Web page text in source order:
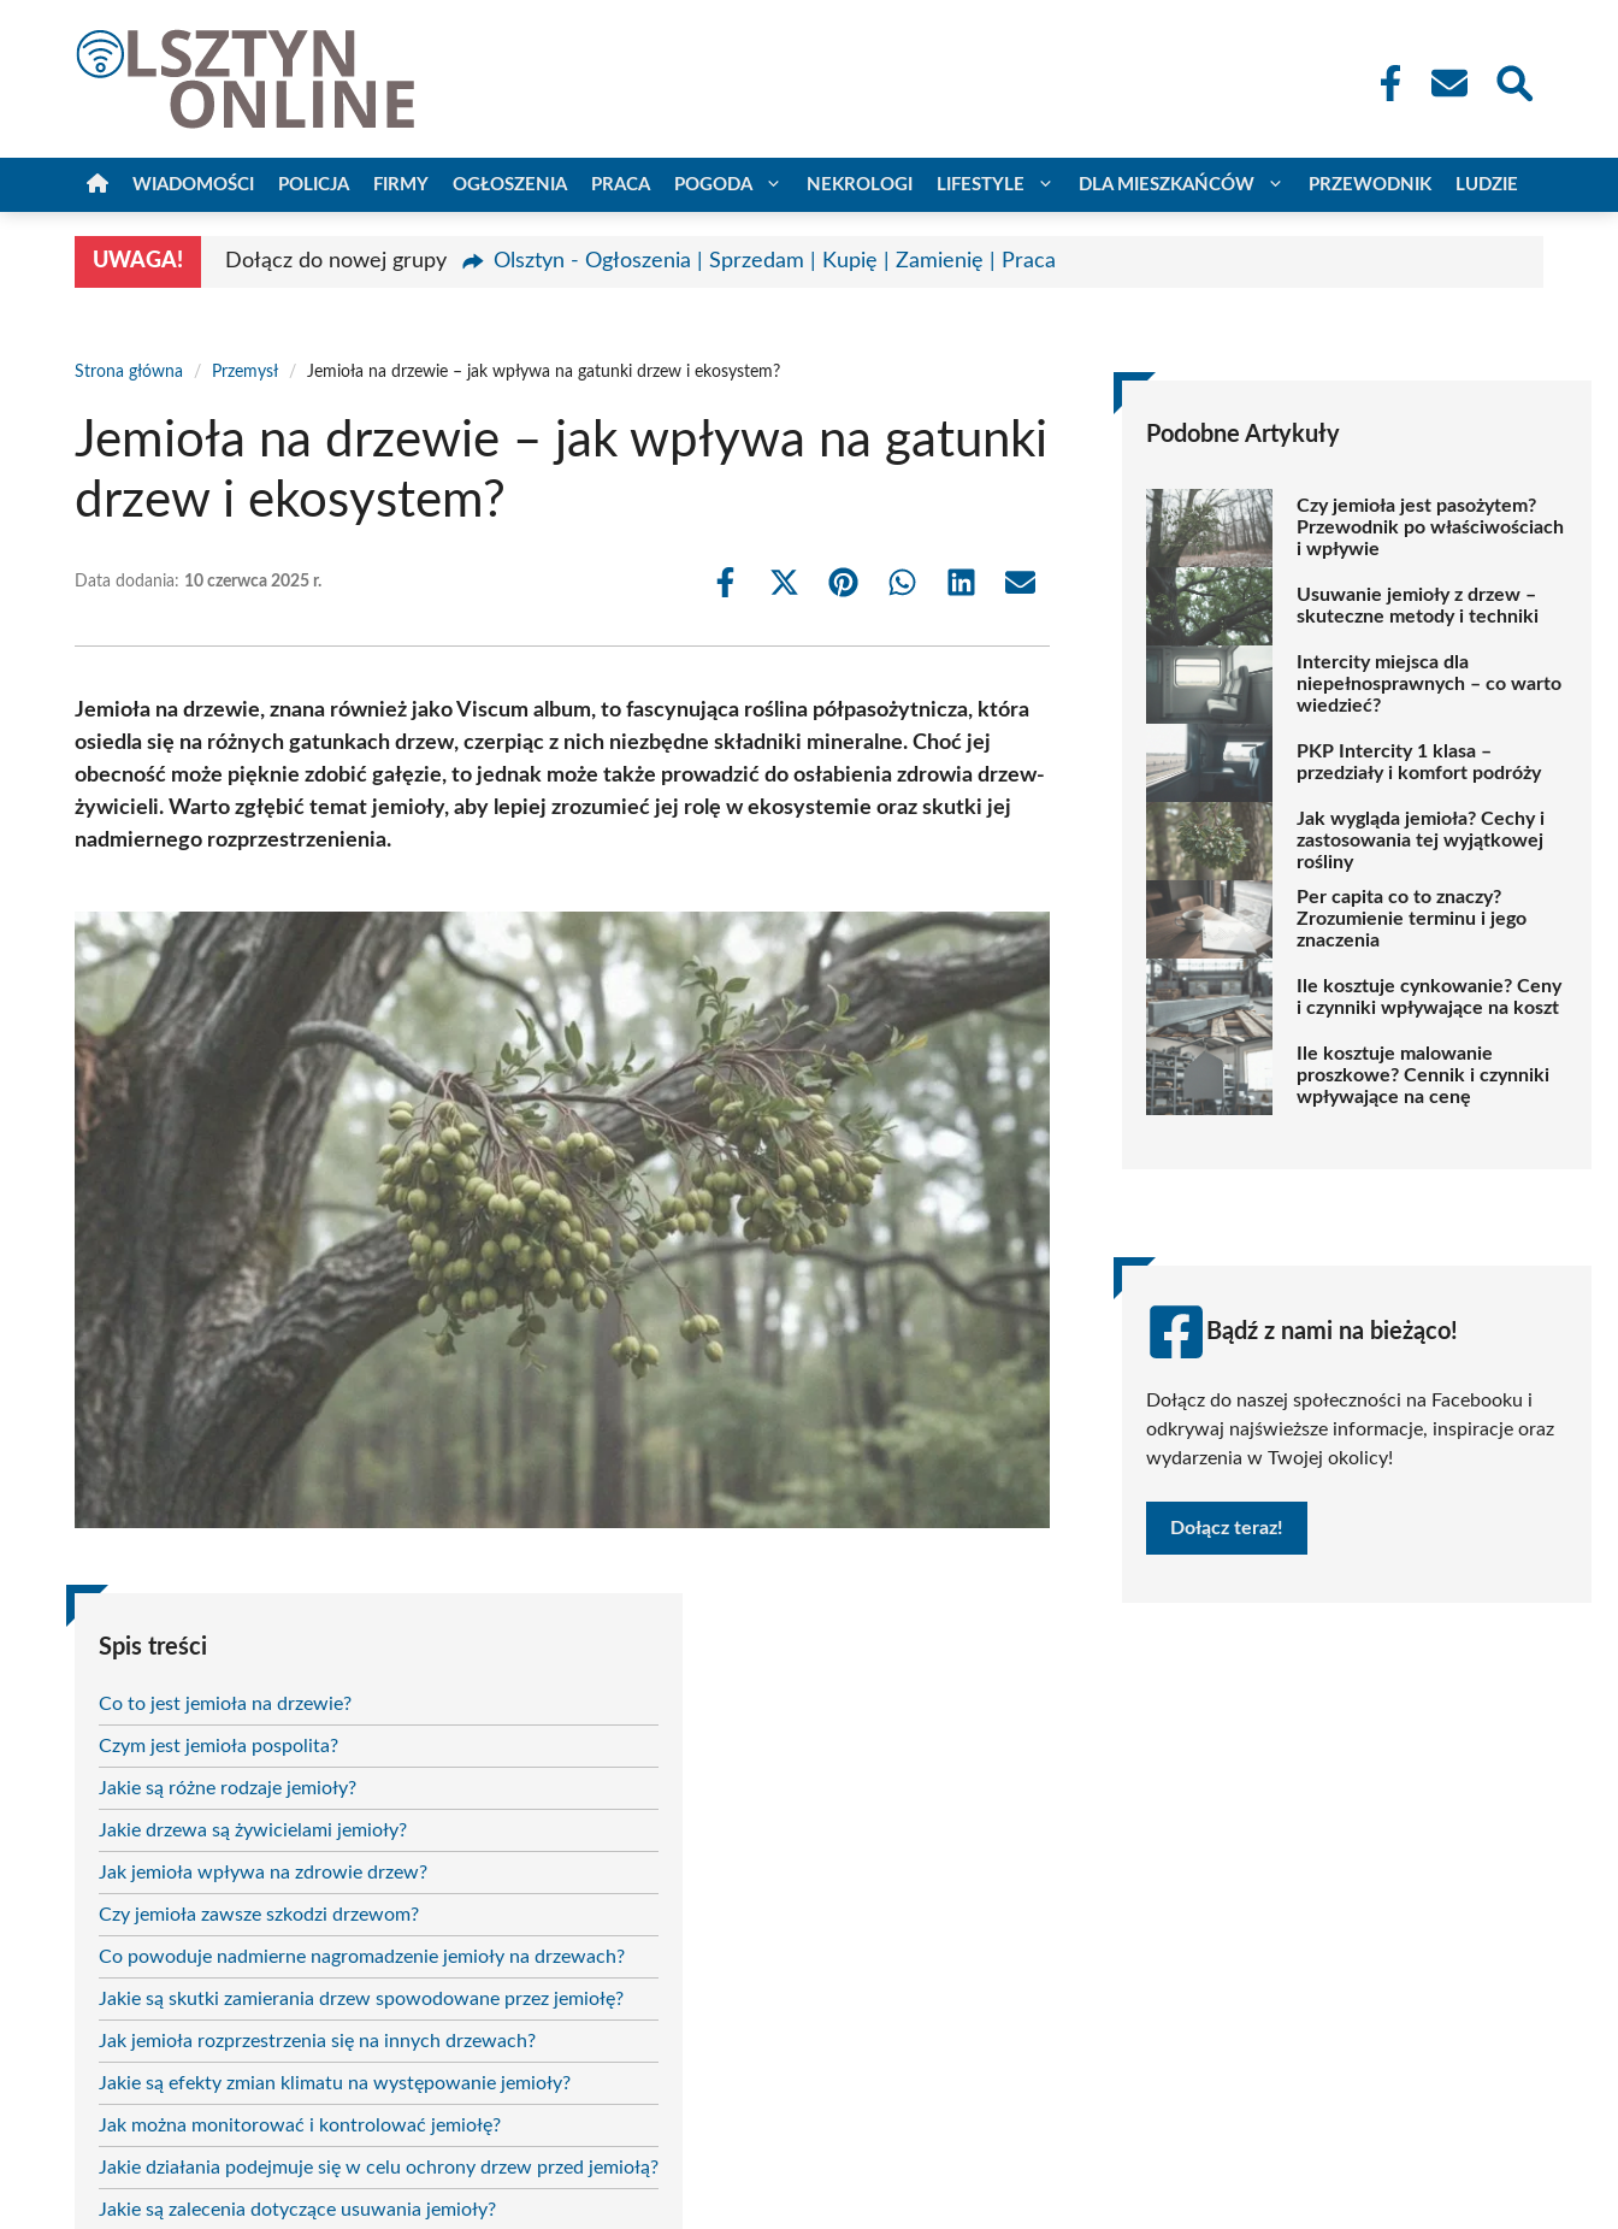
WIADOMOŚCI POLICJA FIRMY OGŁOSZENIA PRACA POGODA NEKROLOGI LIFESTYLE DLA MIESZKAŃCÓW PRZEWODNIK LUDZIE
UWAGA! Dołącz do nowej grupy Olsztyn - Ogłoszenia | Sprzedam | Kupię | Zamienię | Praca
Strona główna / Przemysł / Jemioła na drzewie – jak wpływa na gatunki drzew i ekosystem?
Jemioła na drzewie – jak wpływa na gatunki
drzew i ekosystem?
Data dodania: 10 czerwca 2025 r.
Share
Share
(Twitter)
Share Share Share Share
Jemioła na drzewie, znana również jako Viscum album, to fascynująca roślina półpasożytnicza, która
osiedla się na różnych gatunkach drzew, czerpiąc z nich niezbędne składniki mineralne. Choć jej
obecność może pięknie zdobić gałęzie, to jednak może także prowadzić do osłabienia zdrowia drzew-
żywicieli. Warto zgłębić temat jemioły, aby lepiej zrozumieć jej rolę w ekosystemie oraz skutki jej
nadmiernego rozprzestrzenienia.
Spis treści
Co to jest jemioła na drzewie?
Czym jest jemioła pospolita?
Jakie są różne rodzaje jemioły?
Jakie drzewa są żywicielami jemioły?
Jak jemioła wpływa na zdrowie drzew?
Czy jemioła zawsze szkodzi drzewom?
Co powoduje nadmierne nagromadzenie jemioły na drzewach?
Jakie są skutki zamierania drzew spowodowane przez jemiołę?
Jak jemioła rozprzestrzenia się na innych drzewach?
Jakie są efekty zmian klimatu na występowanie jemioły?
Jak można monitorować i kontrolować jemiołę?
Jakie działania podejmuje się w celu ochrony drzew przed jemiołą?
Jakie są zalecenia dotyczące usuwania jemioły?
Podobne Artykuły
Czy jemioła jest pasożytem?
Przewodnik po właściwościach
i wpływie
Usuwanie jemioły z drzew –
skuteczne metody i techniki
Intercity miejsca dla
niepełnosprawnych – co warto
wiedzieć?
PKP Intercity 1 klasa –
przedziały i komfort podróży
Jak wygląda jemioła? Cechy i
zastosowania tej wyjątkowej
rośliny
Per capita co to znaczy?
Zrozumienie terminu i jego
znaczenia
Ile kosztuje cynkowanie? Ceny
i czynniki wpływające na koszt
Ile kosztuje malowanie
proszkowe? Cennik i czynniki
wpływające na cenę
Bądź z nami na bieżąco!
Dołącz do naszej społeczności na Facebooku i
odkrywaj najświeższe informacje, inspiracje oraz
wydarzenia w Twojej okolicy!
Dołącz teraz!